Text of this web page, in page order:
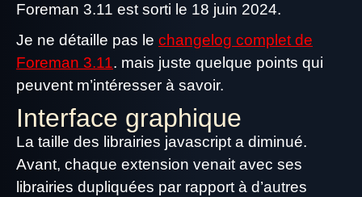
Foreman 3.11 est sorti le 18 juin 2024.
Je ne détaille pas le changelog complet de
Foreman 3.11. mais juste quelque points qui
peuvent m’intéresser à savoir.
Interface graphique
La taille des librairies javascript a diminué.
Avant, chaque extension venait avec ses
librairies dupliquées par rapport à d’autres